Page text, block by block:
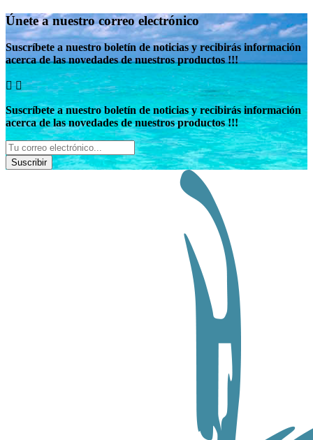
Únete a nuestro correo electrónico
Suscríbete a nuestro boletín de noticias y recibirás información
acerca de las novedades de nuestros productos !!!
 
Suscríbete a nuestro boletín de noticias y recibirás información
acerca de las novedades de nuestros productos !!!
Suscribir